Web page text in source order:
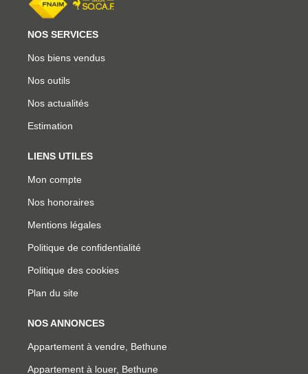
NOS SERVICES
Nos biens vendus
Nos outils
Nos actualités
Estimation
LIENS UTILES
Mon compte
Nos honoraires
Mentions légales
Politique de confidentialité
Politique des cookies
Plan du site
NOS ANNONCES
Appartement à vendre, Bethune
Appartement à louer, Bethune